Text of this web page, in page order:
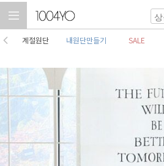
계절원단 내원단만들기 SALE